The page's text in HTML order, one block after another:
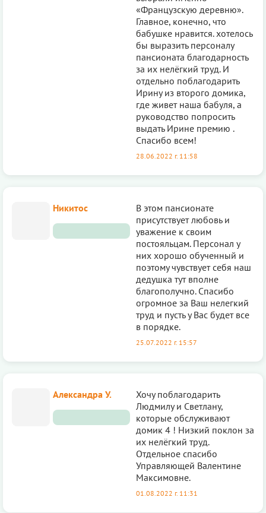
«Французскую деревню».
Главное, конечно, что
бабушке нравится. хотелось
бы выразить персоналу
пансионата благодарность
за их нелёгкий труд. И
отдельно поблагодарить
Ирину из второго домика,
где живет наша бабуля, а
руководство попросить
выдать Ирине премию .
Спасибо всем!
28.06.2022 г. 11:58
Никитос
В этом пансионате
присутствует любовь и
уважение к своим
постояльцам. Персонал у
них хорошо обученный и
поэтому чувствует себя наш
дедушка тут вполне
благополучно. Спасибо
огромное за Ваш нелегкий
труд и пусть у Вас будет все
в порядке.
25.07.2022 г. 15:57
Александра У.
Хочу поблагодарить
Людмилу и Светлану,
которые обслуживают
домик 4 ! Низкий поклон за
их нелёгкий труд.
Отдельное спасибо
Управляющей Валентине
Максимовне.
01.08.2022 г. 11:31